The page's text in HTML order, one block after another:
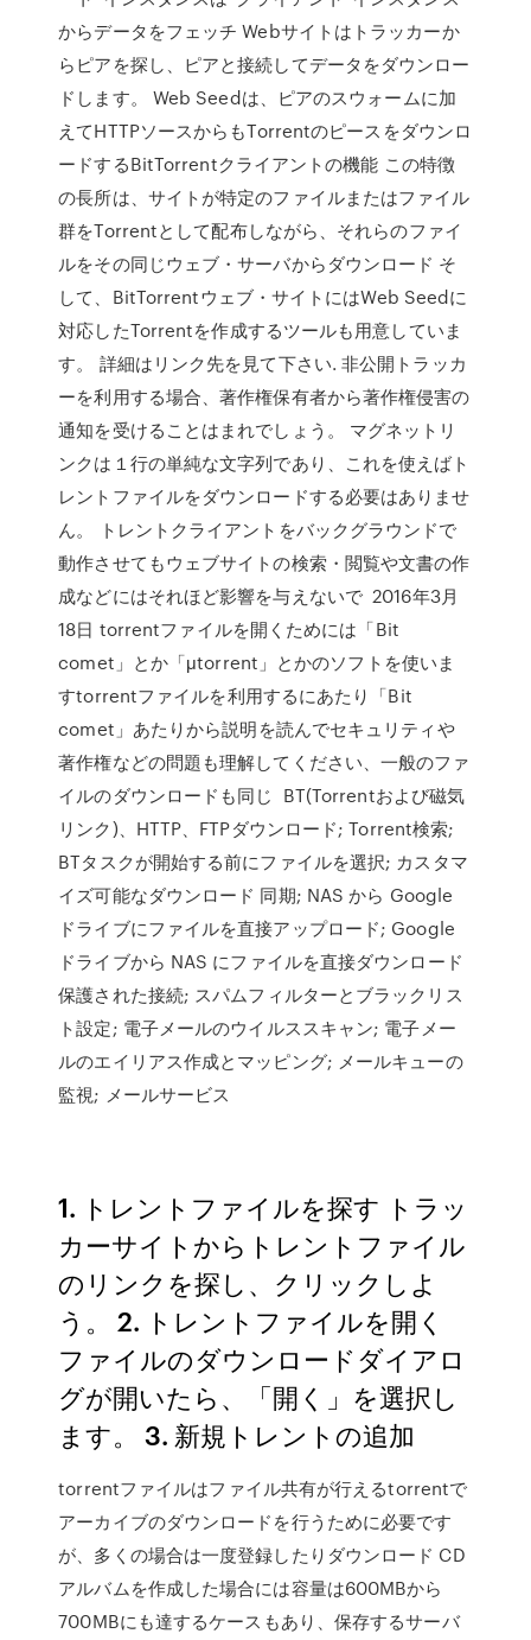
からデータをフェッチ Webサイトはトラッカーか
らピアを探し、ピアと接続してデータをダウンロー
ドします。 Web Seedは、ピアのスウォームに加
えてHTTPソースからもTorrentのピースをダウンロ
ードするBitTorrentクライアントの機能 この特徴
の長所は、サイトが特定のファイルまたはファイル
群をTorrentとして配布しながら、それらのファイ
ルをその同じウェブ・サーバからダウンロード そ
して、BitTorrentウェブ・サイトにはWeb Seedに
対応したTorrentを作成するツールも用意していま
す。 詳細はリンク先を見て下さい. 非公開トラッカ
ーを利用する場合、著作権保有者から著作権侵害の
通知を受けることはまれでしょう。 マグネットリ
ンクは１行の単純な文字列であり、これを使えばト
レントファイルをダウンロードする必要はありませ
ん。 トレントクライアントをバックグラウンドで
動作させてもウェブサイトの検索・閲覧や文書の作
成などにはそれほど影響を与えないで 2016年3月
18日 torrentファイルを開くためには「Bit
comet」とか「μtorrent」とかのソフトを使いま
すtorrentファイルを利用するにあたり「Bit
comet」あたりから説明を読んでセキュリティや
著作権などの問題も理解してください、一般のファ
イルのダウンロードも同じ BT(Torrentおよび磁気
リンク)、HTTP、FTPダウンロード; Torrent検索;
BTタスクが開始する前にファイルを選択; カスタマ
イズ可能なダウンロード 同期; NAS から Google
ドライブにファイルを直接アップロード; Google
ドライブから NAS にファイルを直接ダウンロード
保護された接続; スパムフィルターとブラックリス
ト設定; 電子メールのウイルススキャン; 電子メー
ルのエイリアス作成とマッピング; メールキューの
監視; メールサービス
1. トレントファイルを探す トラッ
カーサイトからトレントファイル
のリンクを探し、クリックしよ
う。 2. トレントファイルを開く
ファイルのダウンロードダイアロ
グが開いたら、「開く」を選択し
ます。 3. 新規トレントの追加
torrentファイルはファイル共有が行えるtorrentで
アーカイブのダウンロードを行うために必要です
が、多くの場合は一度登録したりダウンロード CD
アルバムを作成した場合には容量は600MBから
700MBにも達するケースもあり、保存するサーバ